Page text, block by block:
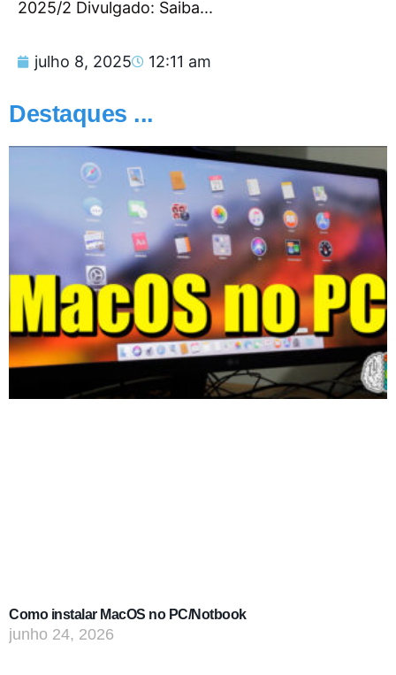
2025/2 Divulgado: Saiba...
julho 8, 2025 12:11 am
Destaques ...
Como instalar MacOS no PC/Notbook
junho 24, 2026